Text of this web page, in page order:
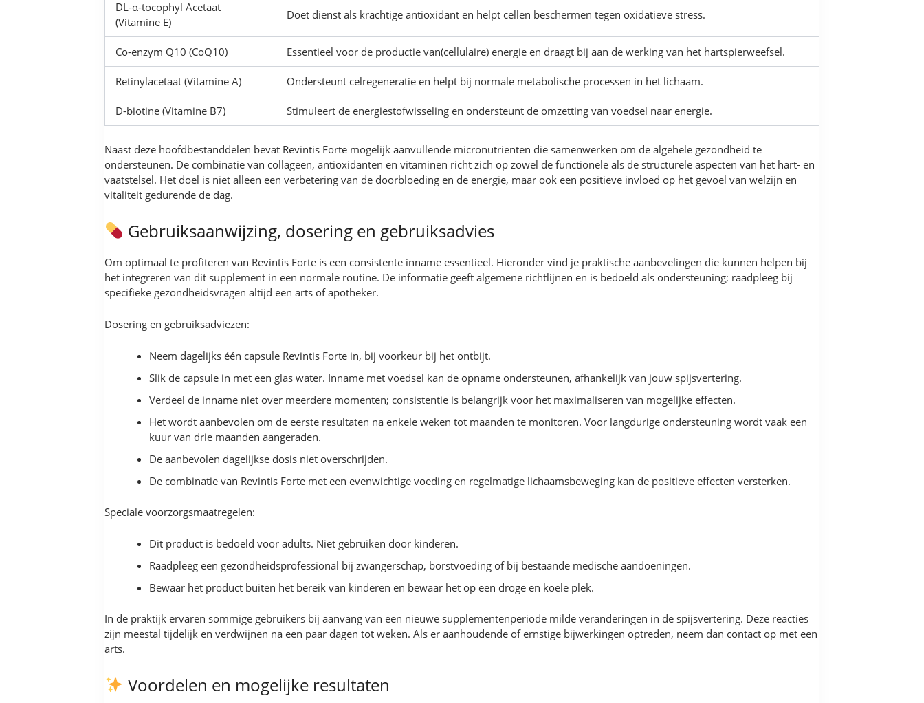
DL-α-tocophyl Acetaat
(Vitamine E)
Doet dienst als krachtige antioxidant en helpt cellen beschermen tegen oxidatieve stress.
Co-enzym Q10 (CoQ10) Essentieel voor de productie van(cellulaire) energie en draagt bij aan de werking van het hartspierweefsel.
Retinylacetaat (Vitamine A) Ondersteunt celregeneratie en helpt bij normale metabolische processen in het lichaam.
D-biotine (Vitamine B7) Stimuleert de energiestofwisseling en ondersteunt de omzetting van voedsel naar energie.
Naast deze hoofdbestanddelen bevat Revintis Forte mogelijk aanvullende micronutriënten die samenwerken om de algehele gezondheid te
ondersteunen. De combinatie van collageen, antioxidanten en vitaminen richt zich op zowel de functionele als de structurele aspecten van het hart- en
vaatstelsel. Het doel is niet alleen een verbetering van de doorbloeding en de energie, maar ook een positieve invloed op het gevoel van welzijn en
vitaliteit gedurende de dag.
Gebruiksaanwijzing, dosering en gebruiksadvies
Om optimaal te profiteren van Revintis Forte is een consistente inname essentieel. Hieronder vind je praktische aanbevelingen die kunnen helpen bij
het integreren van dit supplement in een normale routine. De informatie geeft algemene richtlijnen en is bedoeld als ondersteuning; raadpleeg bij
specifieke gezondheidsvragen altijd een arts of apotheker.
Dosering en gebruiksadviezen:
Neem dagelijks één capsule Revintis Forte in, bij voorkeur bij het ontbijt.
Slik de capsule in met een glas water. Inname met voedsel kan de opname ondersteunen, afhankelijk van jouw spijsvertering.
Verdeel de inname niet over meerdere momenten; consistentie is belangrijk voor het maximaliseren van mogelijke effecten.
Het wordt aanbevolen om de eerste resultaten na enkele weken tot maanden te monitoren. Voor langdurige ondersteuning wordt vaak een
kuur van drie maanden aangeraden.
De aanbevolen dagelijkse dosis niet overschrijden.
De combinatie van Revintis Forte met een evenwichtige voeding en regelmatige lichaamsbeweging kan de positieve effecten versterken.
Speciale voorzorgsmaatregelen:
Dit product is bedoeld voor adults. Niet gebruiken door kinderen.
Raadpleeg een gezondheidsprofessional bij zwangerschap, borstvoeding of bij bestaande medische aandoeningen.
Bewaar het product buiten het bereik van kinderen en bewaar het op een droge en koele plek.
In de praktijk ervaren sommige gebruikers bij aanvang van een nieuwe supplementenperiode milde veranderingen in de spijsvertering. Deze reacties
zijn meestal tijdelijk en verdwijnen na een paar dagen tot weken. Als er aanhoudende of ernstige bijwerkingen optreden, neem dan contact op met een
arts.
Voordelen en mogelijke resultaten